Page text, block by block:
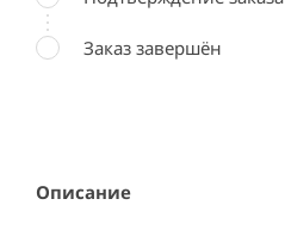
Описание
Заказ завершён